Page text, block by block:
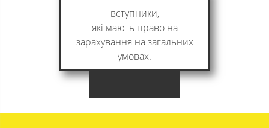
вступники,
які мають право на
зарахування на загальних
умовах.